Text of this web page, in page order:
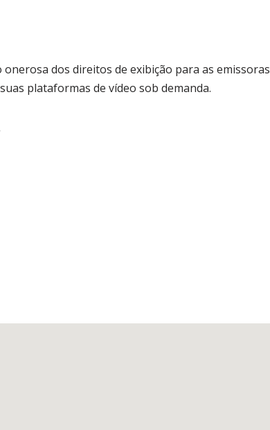
dos direitos de exibição para as emissoras
plataformas de vídeo sob demanda.